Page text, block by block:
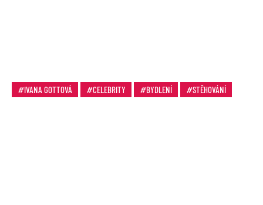
IVANA GOTTOVÁ CELEBRITY BYDLENÍ STĚHOVÁNÍ